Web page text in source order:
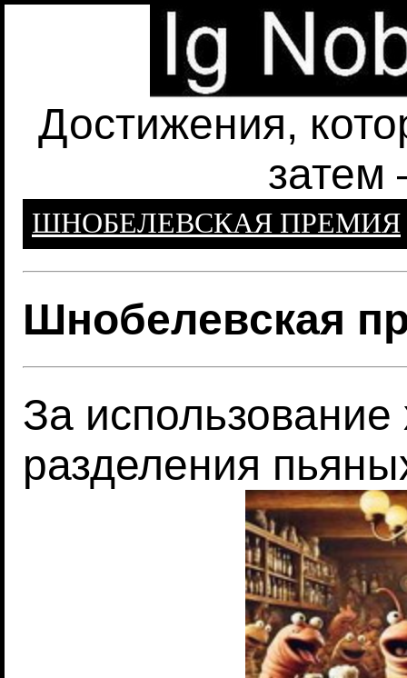
Достижения,
затем
ШНОБЕЛЕВСКАЯ ПРЕМИЯ
Шнобелевская
За
разделения